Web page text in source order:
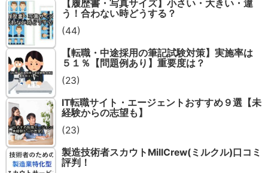
【履歴書・写真サイズ】小さい・大きい・違
う！合わない時どうする？
(44)
【転職・中途採用の筆記試験対策】実施率は
５１％【問題例あり】重要度は？
(23)
IT転職サイト・エージェントおすすめ９選【未
経験からの志望も】
(23)
製造技術者スカウトMillCrew(ミルクル)口コミ
評判！